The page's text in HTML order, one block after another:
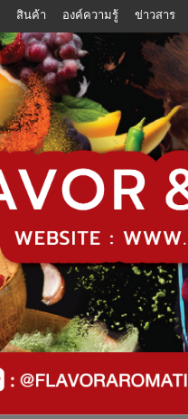
สินค้า องค์ความรู้ ข่าวสาร